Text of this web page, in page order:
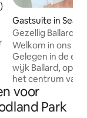
beoordeling van
Gastsuite in
Gezellig Ballard
Welkom in ons
Gelegen in de
wijk Ballard, op
het centrum van
accommodatie is
plek waar onze
op bezoek
voor
Park